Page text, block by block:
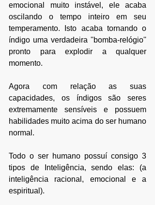
emocional muito instável, ele acaba
oscilando o tempo inteiro em seu
temperamento. Isto acaba tornando o
índigo uma verdadeira ''bomba-relógio''
pronto para explodir a qualquer
momento.
Agora com relação as suas
capacidades, os índigos são seres
extremamente sensíveis e possuem
habilidades muito acima do ser humano
normal.
Todo o ser humano possuí consigo 3
tipos de Inteligência, sendo elas: (a
inteligência racional, emocional e a
espiritual).